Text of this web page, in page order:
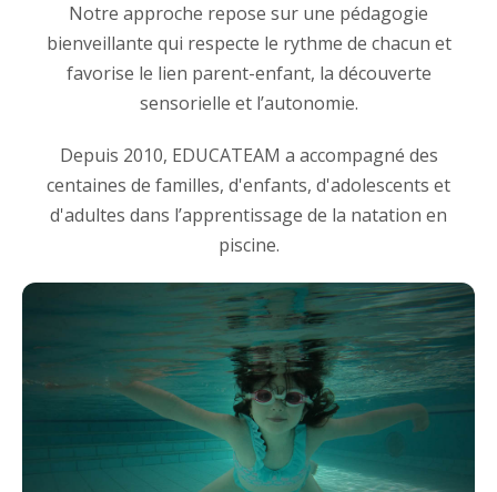
Notre approche repose sur une pédagogie
bienveillante qui respecte le rythme de chacun et
favorise le lien parent-enfant, la découverte
sensorielle et l’autonomie.
Depuis 2010, EDUCATEAM a accompagné des
centaines de familles, d'enfants, d'adolescents et
d'adultes dans l’apprentissage de la natation en
piscine.